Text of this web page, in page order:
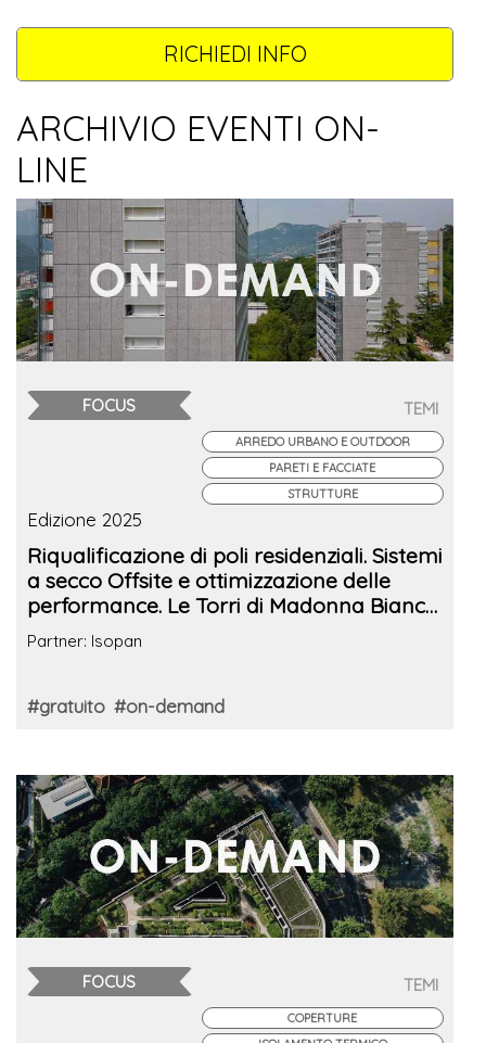
RICHIEDI INFO
ARCHIVIO EVENTI ON-
LINE
FOCUS TEMI
ARREDO URBANO E OUTDOOR
PARETI E FACCIATE
STRUTTURE
Edizione 2025
Riqualificazione di poli residenziali. Sistemi
a secco Offsite e ottimizzazione delle
performance. Le Torri di Madonna Bianca
a Trento
Partner: Isopan
#gratuito #on-demand
FOCUS TEMI
COPERTURE